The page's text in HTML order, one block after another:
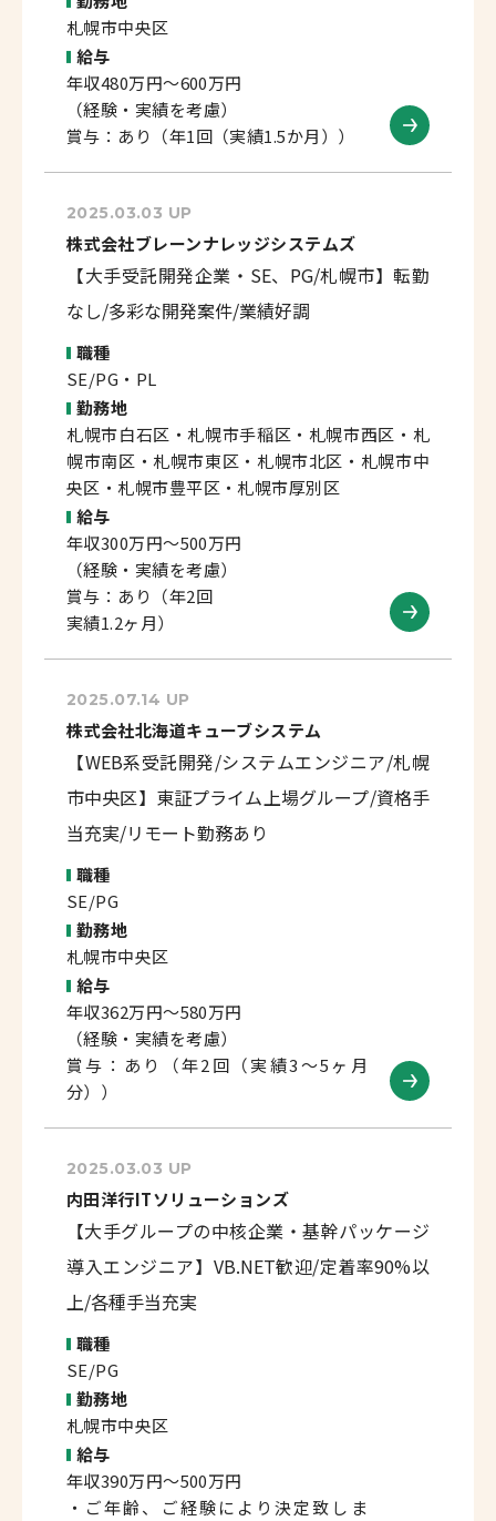
札幌市中央区
給与
年収480万円～600万円
（経験・実績を考慮）
賞与：あり（年1回（実績1.5か月））
2025.03.03 UP
株式会社ブレーンナレッジシステムズ
【大手受託開発企業・SE、PG/札幌市】転勤
なし/多彩な開発案件/業績好調
職種
SE/PG・PL
勤務地
札幌市白石区・札幌市手稲区・札幌市西区・札
幌市南区・札幌市東区・札幌市北区・札幌市中
央区・札幌市豊平区・札幌市厚別区
給与
年収300万円～500万円
（経験・実績を考慮）
賞与：あり（年2回
実績1.2ヶ月）
2025.07.14 UP
株式会社北海道キューブシステム
【WEB系受託開発/システムエンジニア/札幌
市中央区】東証プライム上場グループ/資格手
当充実/リモート勤務あり
職種
SE/PG
勤務地
札幌市中央区
給与
年収362万円～580万円
（経験・実績を考慮）
賞与：あり（年2回（実績3～5ヶ月
分））
2025.03.03 UP
内田洋行ITソリューションズ
【大手グループの中核企業・基幹パッケージ
導入エンジニア】VB.NET歓迎/定着率90%以
上/各種手当充実
職種
SE/PG
勤務地
札幌市中央区
給与
年収390万円～500万円
・ご年齢、ご経験により決定致しま